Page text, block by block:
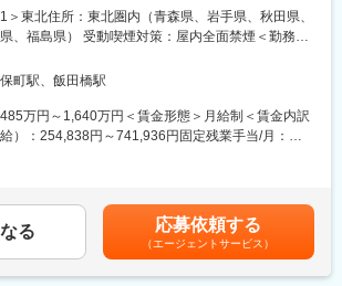
ア：7名
ジニア：10名
ジニア：12名
：5名
が活発で、困ったことがあればすぐに確認できる
ます。
クト志向の強いエンジニアが集まっています。
ュー：
アイデアから生まれたシステム機能もあり、プロ
パーグルメ』、『SUUMO』、『Airビジネスツール
クルートの各サービスプロダクトにおけるAdobe
用したデータ取得の要件定義、設計、開発、検証業
ーザー行動データの取得と活用を支える役割を担っ
。
を用いた計測要件の定義
ントツールの実装・管理
よるカスタムイベントの実装
＞東北住所：東北圏内（青森県、岩手県、秋田県、
、福島県） 受動喫煙対策：屋内全面禁煙＜勤務地
所：東京都千代田区九段北1丁目14-6 九段坂上KS
務地最寄駅：東京メトロ東西線半蔵門線／九段下
ク含む）
町駅、飯田橋駅
万円～1,640万円＜賃金形態＞月給制＜賃金内訳
）：254,838円～741,936円固定残業手当/月：
経験、能力、年齢を考慮の上決定します。※固定残業
ード手当」として支給します。■査定：年2回■賞
と12月）賃金はあくまでも目安の金額であり、選
する可能性があります。月給(月額)は固定手当を含
る 応募依頼する
（エージェントサービス）